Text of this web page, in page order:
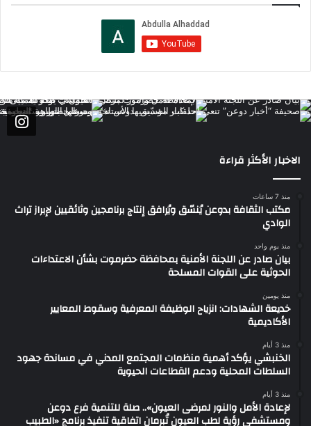
الاخبار الأكثر قراءة
منذ 7 ساعات
مكتب الثقافة بدوعن يُنسّق ويُرافق إنتاج برنامجين وثائقيين لإبراز تراث
الوادي
منذ يوم واحد
بيان صادر عن اللجنة الأمنية بمحافظة حضرموت بشأن الاعتداءات
الحوثية على القوات المسلحة
منذ يومين
خديعة الشهادات: انزياح الوظيفة المعرفية وسقوط المعايير
الأكاديمية
منذ 3 أيام
الخنبشي يؤكد أهمية منظمات المجتمع المدني في مساندة جهود
السلطات المحلية ودعم القطاعات الحيوية
منذ 3 أيام
لإعادة الأمل والنور لمرضى العيون».. صلة للتنمية فرع دوعن
ومستشفى رؤية لطب العيون تُبرمان اتفاقية تنفيذ برنامج «الطبيب